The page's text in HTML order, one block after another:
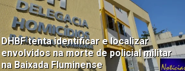
DHBF tenta identificar e localizar
envolvidos na morte de policial militar
na Baixada Fluminense